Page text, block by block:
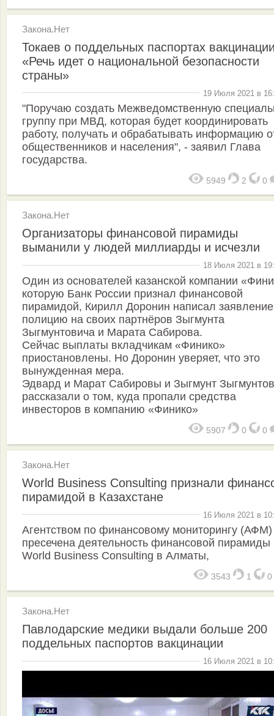
Закона.Нет
Токаев о поддельных паспортах
«Речь идет о национальной безопасности
страны»
19 Июля 2021 в
"Поручаю создать Межведомственную
группу при МВД, которая будет координировать
работу, получать и обрабатывать информацию
общественников и населения", - заявил Глава
государства.
5949 2 0
Закона.Нет
Организаторы финансовой пирамиды
выманили у людей миллиарды и исчезли
18 Июля 2021 в
Один из основателей казанской компании
которую Банк России признал финансовой
пирамидой, Кирилл Доронин написал
полицию на своих партнёров Зыгмунта
Зыгмунтовича и Марата Сабирова.
Сейчас выплаты вкладчикам «Финико»
приостановлены. Но Доронин уверяет, что это
вынужденная мера.
Эдвард и Марат Сабировы и Зыгмунт
рассказали о том, куда пропали средства
инвесторов в компанию «Финико»
5907 0 0
Закона.Нет
World Business Consulting признали
пирамидой в Казахстане
16 Июля 2021 в
Агентством по финансовому мониторингу (АФМ)
пресечена деятельность финансовой пирамиды
World Business Consulting в Алматы,
3543 1 0
Закона.Нет
Павлодарские медики выдали больше 200
поддельных паспортов вакцинации
16 Июля 2021 в